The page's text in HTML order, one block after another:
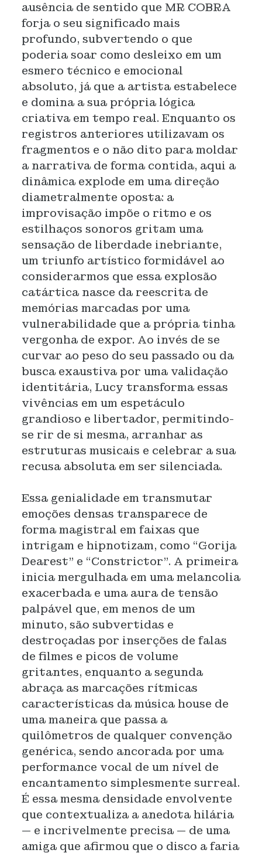
ausência de sentido que MR COBRA
forja o seu significado mais
profundo, subvertendo o que
poderia soar como desleixo em um
esmero técnico e emocional
absoluto, já que a artista estabelece
e domina a sua própria lógica
criativa em tempo real. Enquanto os
registros anteriores utilizavam os
fragmentos e o não dito para moldar
a narrativa de forma contida, aqui a
dinâmica explode em uma direção
diametralmente oposta: a
improvisação impõe o ritmo e os
estilhaços sonoros gritam uma
sensação de liberdade inebriante,
um triunfo artístico formidável ao
considerarmos que essa explosão
catártica nasce da reescrita de
memórias marcadas por uma
vulnerabilidade que a própria tinha
vergonha de expor. Ao invés de se
curvar ao peso do seu passado ou da
busca exaustiva por uma validação
identitária, Lucy transforma essas
vivências em um espetáculo
grandioso e libertador, permitindo-
se rir de si mesma, arranhar as
estruturas musicais e celebrar a sua
recusa absoluta em ser silenciada.
Essa genialidade em transmutar
emoções densas transparece de
forma magistral em faixas que
intrigam e hipnotizam, como “Gorija
Dearest” e “Constrictor”. A primeira
inicia mergulhada em uma melancolia
exacerbada e uma aura de tensão
palpável que, em menos de um
minuto, são subvertidas e
destroçadas por inserções de falas
de filmes e picos de volume
gritantes, enquanto a segunda
abraça as marcações rítmicas
características da música house de
uma maneira que passa a
quilômetros de qualquer convenção
genérica, sendo ancorada por uma
performance vocal de um nível de
encantamento simplesmente surreal.
É essa mesma densidade envolvente
que contextualiza a anedota hilária
— e incrivelmente precisa — de uma
amiga que afirmou que o disco a faria